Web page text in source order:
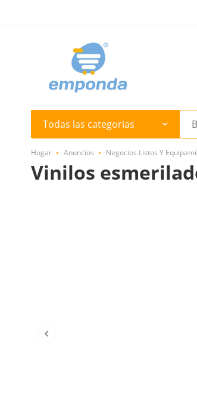
Todas las categorias
Hogar Anuncios Negocios Listos Y
Vinilos